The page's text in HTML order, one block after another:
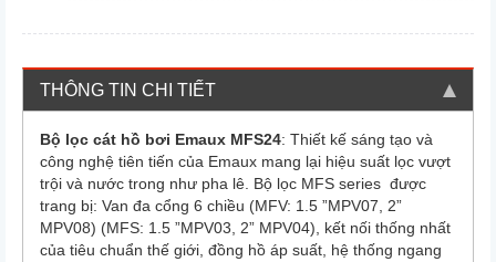
THÔNG TIN CHI TIẾT
Bộ lọc cát hồ bơi Emaux MFS24: Thiết kế sáng tạo và
công nghệ tiên tiến của Emaux mang lại hiệu suất lọc vượt
trội và nước trong như pha lê. Bộ lọc MFS series được
trang bị: Van đa cổng 6 chiều (MFV: 1.5 ”MPV07, 2”
MPV08) (MFS: 1.5 ”MPV03, 2” MPV04), kết nối thống nhất
của tiêu chuẩn thế giới, đồng hồ áp suất, hệ thống ngang